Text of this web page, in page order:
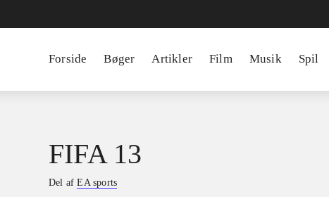
Forside Bøger Artikler Film Musik Spil
FIFA 13
Del afEA sports